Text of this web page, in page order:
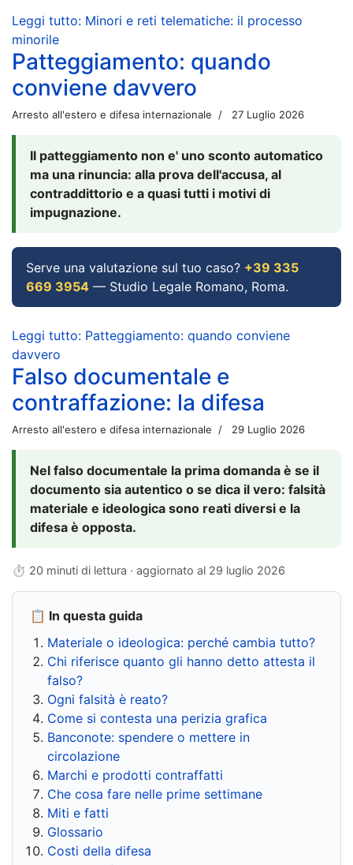
Leggi tutto: Minori e reti telematiche: il processo
minorile
Patteggiamento: quando
conviene davvero
Arresto all'estero e difesa internazionale 27 Luglio 2026
Il patteggiamento non e' uno sconto automatico
ma una rinuncia: alla prova dell'accusa, al
contraddittorio e a quasi tutti i motivi di
impugnazione.
Serve una valutazione sul tuo caso? +39 335
669 3954 — Studio Legale Romano, Roma.
Leggi tutto: Patteggiamento: quando conviene
davvero
Falso documentale e
contraffazione: la difesa
Arresto all'estero e difesa internazionale 29 Luglio 2026
Nel falso documentale la prima domanda è se il
documento sia autentico o se dica il vero: falsità
materiale e ideologica sono reati diversi e la
difesa è opposta.
⏱ 20 minuti di lettura · aggiornato al 29 luglio 2026
📋 In questa guida
Materiale o ideologica: perché cambia tutto?
Chi riferisce quanto gli hanno detto attesta il
falso?
Ogni falsità è reato?
Come si contesta una perizia grafica
Banconote: spendere o mettere in
circolazione
Marchi e prodotti contraffatti
Che cosa fare nelle prime settimane
Miti e fatti
Glossario
Costi della difesa